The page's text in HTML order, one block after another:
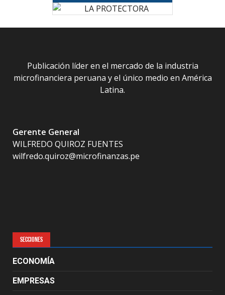
Publicación líder en el mercado de la industria
microfinanciera peruana y el único medio en América
Latina.
Gerente General
WILFREDO QUIROZ FUENTES
wilfredo.quiroz@microfinanzas.pe
SECCIONES
ECONOMÍA
EMPRESAS